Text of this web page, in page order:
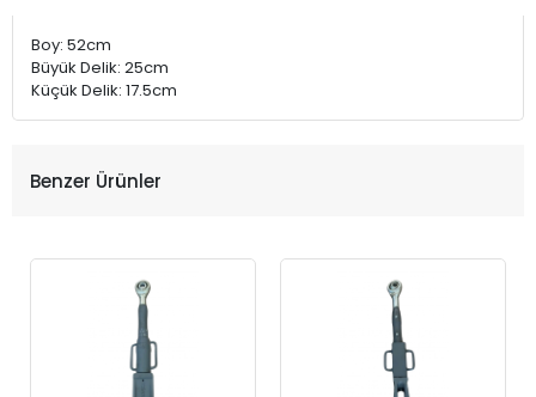
Boy: 52cm
Büyük Delik: 25cm
Küçük Delik: 17.5cm
Benzer Ürünler